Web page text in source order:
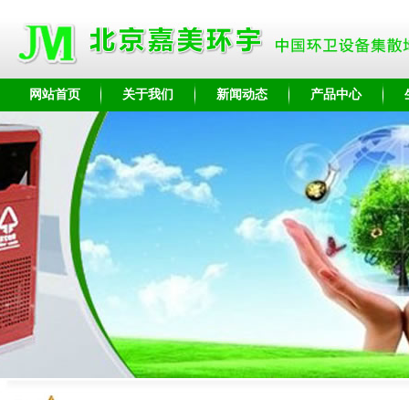
网站首页 关于我们 新闻动态 产品中心